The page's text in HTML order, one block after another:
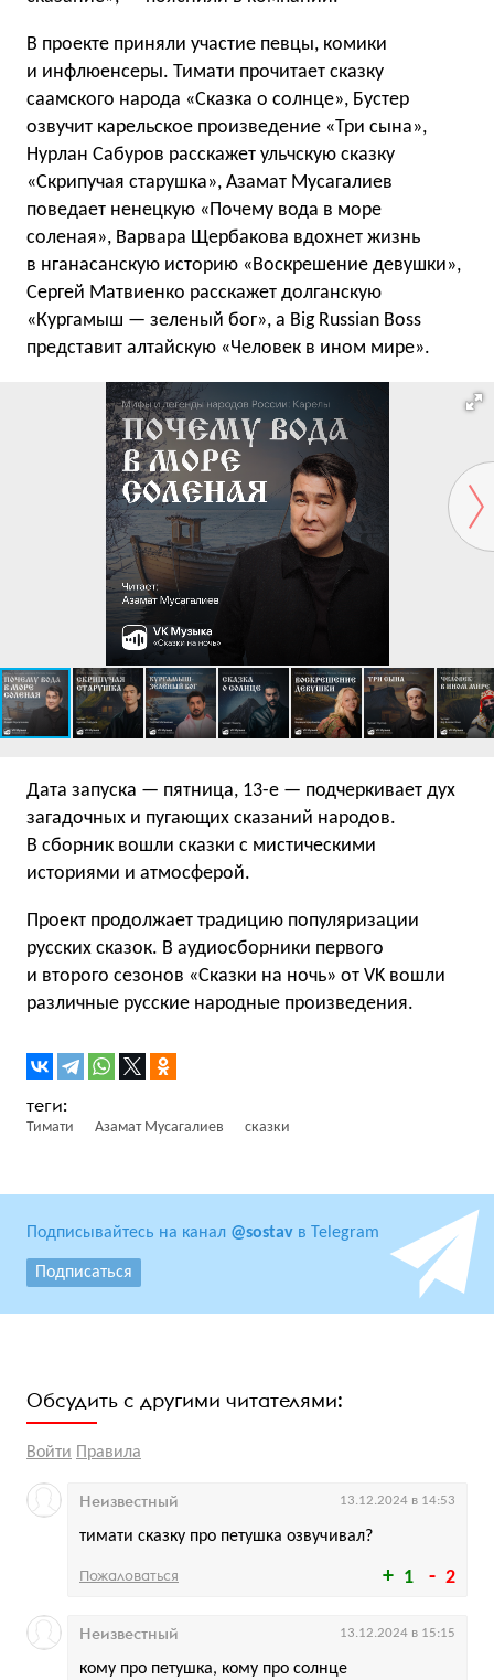
В проекте приняли участие певцы, комики
и инфлюенсеры. Тимати прочитает сказку
саамского народа «Сказка о солнце», Бустер
озвучит карельское произведение «Три сына»,
Нурлан Сабуров расскажет ульчскую сказку
«Скрипучая старушка», Азамат Мусагалиев
поведает ненецкую «Почему вода в море
соленая», Варвара Щербакова вдохнет жизнь
в нганасанскую историю «Воскрешение девушки»,
Сергей Матвиенко расскажет долганскую
«Кургамыш — зеленый бог», а Big Russian Boss
представит алтайскую «Человек в ином мире».
Дата запуска — пятница, 13-е — подчеркивает дух
загадочных и пугающих сказаний народов.
В сборник вошли сказки с мистическими
историями и атмосферой.
Проект продолжает традицию популяризации
русских сказок. В аудиосборники первого
и второго сезонов «Сказки на ночь» от VK вошли
различные русские народные произведения.
Тимати Азамат Мусагалиев сказки
Подписывайтесь на канал @sostav в Telegram
Подписаться
Обсудить с другими читателями:
Войти Правила
1 2
тимати сказку про петушка озвучивал?
Неизвестный 13.12.2024 в 14:53
Пожаловаться
кому про петушка, кому про солнце
Неизвестный 13.12.2024 в 15:15